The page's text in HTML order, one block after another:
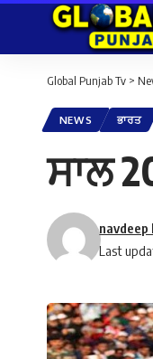
Global Punjab Tv >
NEWS ਭਾਰਤ
ਸਾਲ
Last
navdeep